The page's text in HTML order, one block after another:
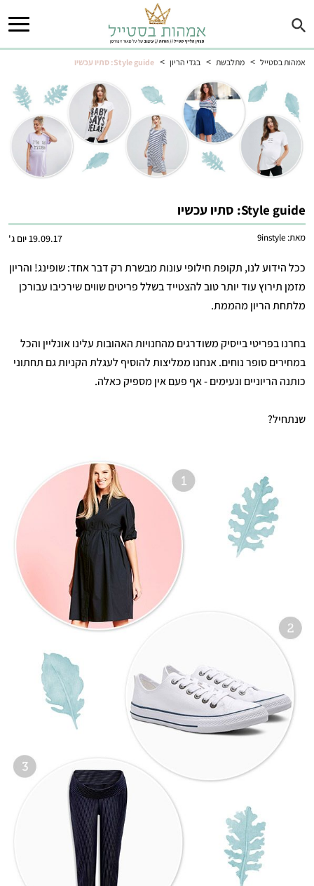
אמהות בסטייל > מתלבשת > בגדי הריון > Style guide: סתיו עכשיו
Style guide: סתיו עכשיו
19.09.17 יום ג' מאת: 9instyle
ככל הידוע לנו, תקופת חילופי עונות מבשרת רק דבר אחד: שופינג! והריון
מזמן תירוץ עוד יותר טוב להצטייד בשלל פריטים שווים שירכיבו עבורכן
מלתחת הריון מהממת.
בחרנו בפריטי בייסיק משודרגים מהחנויות האהובות עלינו אונליין והכל
במחירים סופר נוחים. אנחנו ממליצות להוסיף לעגלת הקניות גם תחתוני
כותנה הריוניים ונעימים - אף פעם אין מספיק כאלה.
שנתחיל?